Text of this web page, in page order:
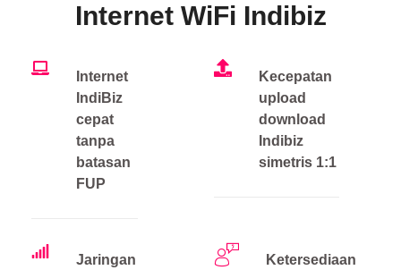
Internet WiFi Indibiz
Internet
IndiBiz
cepat
tanpa
batasan
FUP
Kecepatan
upload
download
Indibiz
simetris 1:1
Jaringan
Ketersediaan